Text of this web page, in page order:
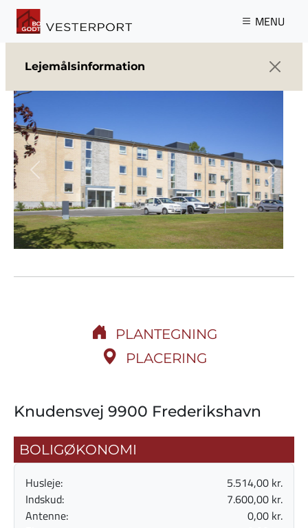
Gå til hovedindhold
MENU
Lejemålsinformation
Knudensvej 9900 Frederikshavn
BOLIGØKONOMI
Husleje:
5.514,00 kr.
Indskud:
7.600,00 kr.
Antenne:
0,00 kr.
Previous Next
PLANTEGNING
PLACERING